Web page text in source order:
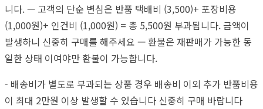
니다. — 고객의 단순 변심은 반품 택배비 (3,500)+ 포장비용
(1,000원)+ 인건비 (1,000원) = 총 5,500원 부과됩니다. 금액이
발생하니 신중히 구매를 해주세요 — 환불은 재판매가 가능한 동
일한 상태 이여야만 환불이 가능합니다.
- 배송비가 별도로 부과되는 상품 경우 배송비 이외 추가 반품비용
이 최대 2만원 이상 발생할 수 있습니다 신중히 구매 바랍니다